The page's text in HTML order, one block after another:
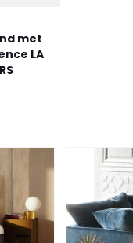
met
LA